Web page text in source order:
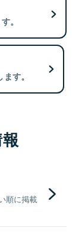
。
す。
順に掲載